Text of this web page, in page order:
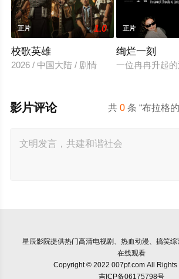
正片 1.0
校歌英雄
2026 / 中国大陆 / 剧情
正片
绚烂一刻
一位冉冉升起
共0 条 “布拉格
影片评论
星辰影院提供热门高清电视剧、热血动漫、搞笑
在线观看
Copyright © 2022 007pf.com All Rights
吉ICP备06175798号